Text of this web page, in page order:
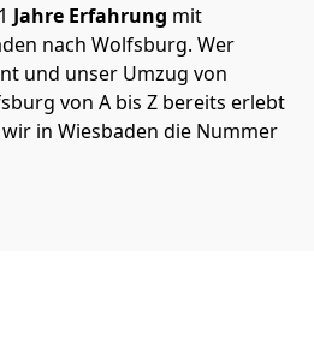
Jahre Erfahrung mit
nach Wolfsburg. Wer
und unser Umzug von
von A bis Z bereits erlebt
in Wiesbaden die Nummer